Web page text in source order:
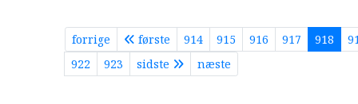
forrige første 914 915 916 917 918
922
923 sidste næste